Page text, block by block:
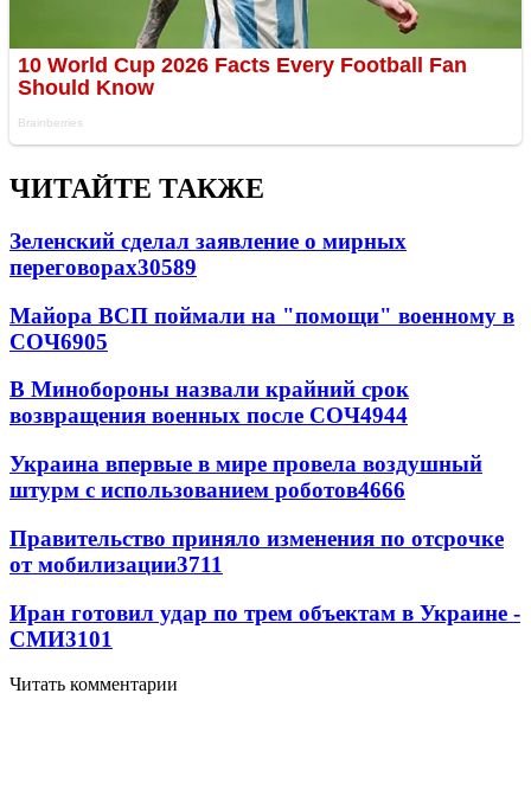
ЧИТАЙТЕ ТАКЖЕ
Зеленский сделал заявление о мирных
переговорах30589
Майора ВСП поймали на "помощи" военному в
СОЧ6905
В Минобороны назвали крайний срок
возвращения военных после СОЧ4944
Украина впервые в мире провела воздушный
штурм с использованием роботов4666
Правительство приняло изменения по отсрочке
от мобилизации3711
Иран готовил удар по трем объектам в Украине -
СМИ3101
Читать комментарии